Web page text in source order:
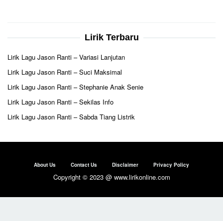
Lirik Terbaru
Lirik Lagu Jason Ranti – Variasi Lanjutan
Lirik Lagu Jason Ranti – Suci Maksimal
Lirik Lagu Jason Ranti – Stephanie Anak Senie
Lirik Lagu Jason Ranti – Sekilas Info
Lirik Lagu Jason Ranti – Sabda Tiang Listrik
About Us Contact Us Disclaimer Privacy Policy
Copyright © 2023 @ www.lirikonline.com